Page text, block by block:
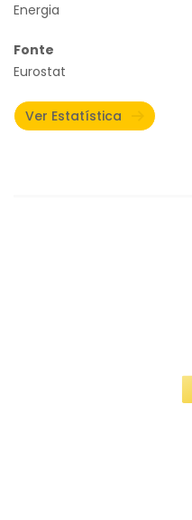
Energia
Fonte
Eurostat
Ver Estatística